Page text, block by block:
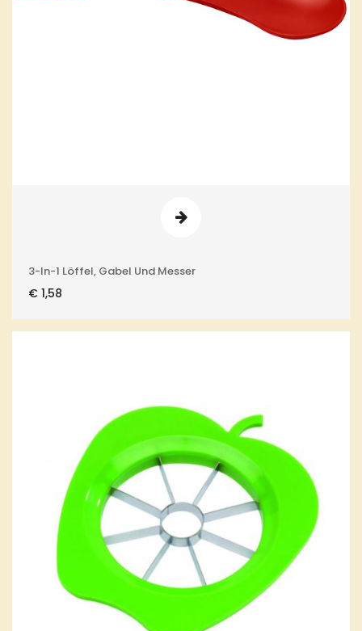
3-In-1 Löffel, Gabel Und Messer
€ 1,58